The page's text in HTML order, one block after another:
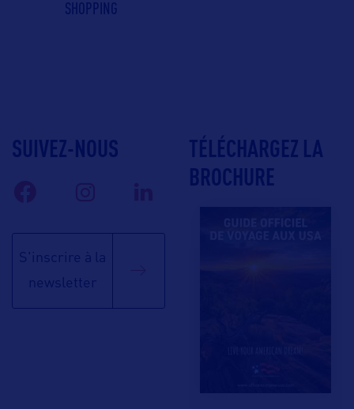
SHOPPING
SUIVEZ-NOUS
S'inscrire à la
newsletter
TÉLÉCHARGEZ LA
BROCHURE